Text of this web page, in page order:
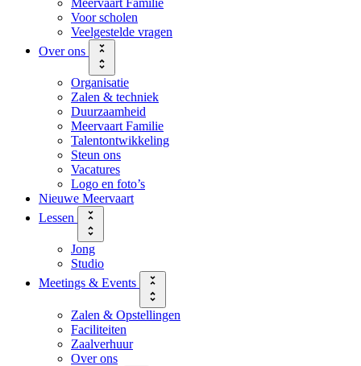
Voor scholen
Veelgestelde vragen
Over ons
Organisatie
Zalen & techniek
Duurzaamheid
Meervaart Familie
Talentontwikkeling
Steun ons
Vacatures
Logo en foto’s
Nieuwe Meervaart
Lessen
Jong
Studio
Meetings & Events
Zalen & Opstellingen
Faciliteiten
Zaalverhuur
Over ons